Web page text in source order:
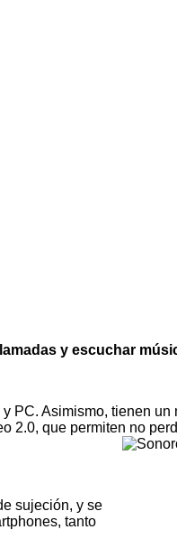
y escuchar
PC. Asimismo, tienen
2.0, que permiten no
sujeción, y se
tanto